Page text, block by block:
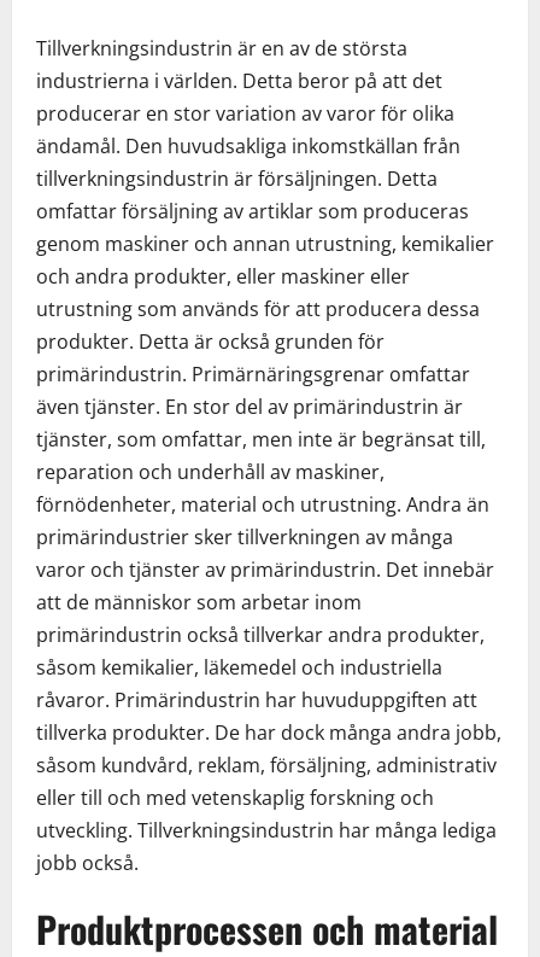
Tillverkningsindustrin är en av de största
industrierna i världen. Detta beror på att det
producerar en stor variation av varor för olika
ändamål. Den huvudsakliga inkomstkällan från
tillverkningsindustrin är försäljningen. Detta
omfattar försäljning av artiklar som produceras
genom maskiner och annan utrustning, kemikalier
och andra produkter, eller maskiner eller
utrustning som används för att producera dessa
produkter. Detta är också grunden för
primärindustrin. Primärnäringsgrenar omfattar
även tjänster. En stor del av primärindustrin är
tjänster, som omfattar, men inte är begränsat till,
reparation och underhåll av maskiner,
förnödenheter, material och utrustning. Andra än
primärindustrier sker tillverkningen av många
varor och tjänster av primärindustrin. Det innebär
att de människor som arbetar inom
primärindustrin också tillverkar andra produkter,
såsom kemikalier, läkemedel och industriella
råvaror. Primärindustrin har huvuduppgiften att
tillverka produkter. De har dock många andra jobb,
såsom kundvård, reklam, försäljning, administrativ
eller till och med vetenskaplig forskning och
utveckling. Tillverkningsindustrin har många lediga
jobb också.
Produktprocessen och material